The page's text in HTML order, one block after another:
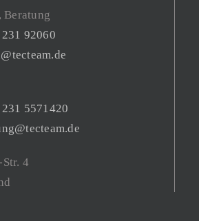
Beratung
92060
5571420
4